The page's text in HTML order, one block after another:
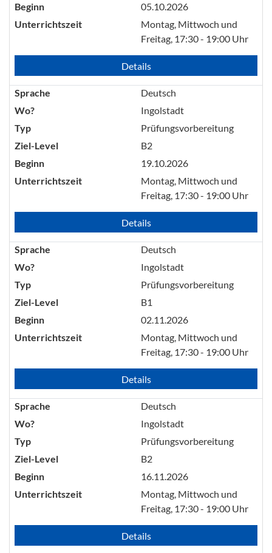
Beginn
05.10.2026
Unterrichtszeit
Montag, Mittwoch und
Freitag, 17:30 - 19:00 Uhr
Details
Sprache
Deutsch
Wo?
Ingolstadt
Typ
Prüfungsvorbereitung
Ziel-Level
B2
Beginn
19.10.2026
Unterrichtszeit
Montag, Mittwoch und
Freitag, 17:30 - 19:00 Uhr
Details
Sprache
Deutsch
Wo?
Ingolstadt
Typ
Prüfungsvorbereitung
Ziel-Level
B1
Beginn
02.11.2026
Unterrichtszeit
Montag, Mittwoch und
Freitag, 17:30 - 19:00 Uhr
Details
Sprache
Deutsch
Wo?
Ingolstadt
Typ
Prüfungsvorbereitung
Ziel-Level
B2
Beginn
16.11.2026
Unterrichtszeit
Montag, Mittwoch und
Freitag, 17:30 - 19:00 Uhr
Details